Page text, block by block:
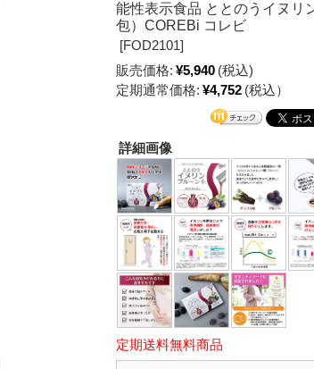
能性表示食品 ととのうイヌリ
包）COREBi コレビ
[FOD2101]
販売価格: ¥5,940 (税込)
定期通常価格: ¥4,752 (税込）
詳細画像
定期送料無料商品